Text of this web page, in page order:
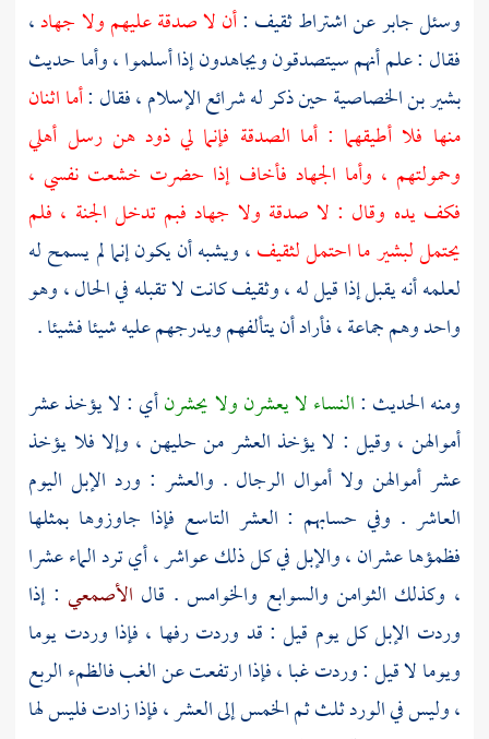
وسئلجابرعن اشتراطثقيف :أن لا صدقة عليهم ولا جهاد،
فقال : علم أنهم سيتصدقون ويجاهدون إذا أسلموا ، وأما حديث
بشير بن الخصاصيةحين ذكر له شرائع الإسلام ، فقال :أما اثنان
منها فلا أطيقهما : أما الصدقة فإنما لي ذود هن رسل أهلي
وحمولتهم ، وأما الجهاد فأخاف إذا حضرت خشعت نفسي ،
فكف يده وقال : لا صدقة ولا جهاد فبم تدخل الجنة ، فلم
يحتمللبشيرما احتمللثقيف، ويشبه أن يكون إنما لم يسمح له
لعلمه أنه يقبل إذا قيل له ،وثقيفكانت لا تقبله في الحال ، وهو
واحد وهم جماعة ، فأراد أن يتألفهم ويدرجهم عليه شيئا فشيئا .
ومنه الحديث :النساء لا يعشرن ولا يحشرنأي : لا يؤخذ عشر
أموالهن ، وقيل : لا يؤخذ العشر من حليهن ، وإلا فلا يؤخذ
عشر أموالهن ولا أموال الرجال . والعشر : ورد الإبل اليوم
العاشر . وفي حسابهم : العشر التاسع فإذا جاوزوها بمثلها
فظمؤها عشران ، والإبل في كل ذلك عواشر ، أي ترد الماء عشرا
، وكذلك الثوامن والسوابع والخوامس . قال الأصمعي : إذا
وردت الإبل كل يوم قيل : قد وردت رفها ، فإذا وردت يوما
ويوما لا قيل : وردت غبا ، فإذا ارتفعت عن الغب فالظمء الربع
، وليس في الورد ثلث ثم الخمس إلى العشر ، فإذا زادت فليس لها